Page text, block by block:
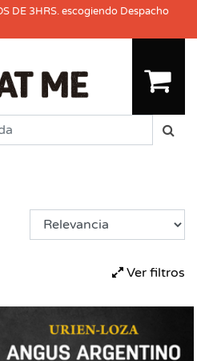
DE 3HRS. escogiendo Despacho
Ver filtros